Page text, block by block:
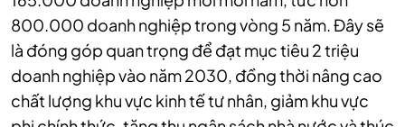
800.000 doanh nghiệp trong vòng 5 năm. Đây sẽ
là đóng góp quan trọng để đạt mục tiêu 2 triệu
doanh nghiệp vào năm 2030, đồng thời nâng cao
chất lượng khu vực kinh tế tư nhân, giảm khu vực